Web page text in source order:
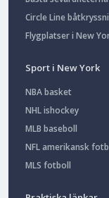
Circle Line
Flygplatser i New
Sport i New York
NBA basket
NHL ishockey
MLB baseboll
NFL amerikansk
MLS fotboll